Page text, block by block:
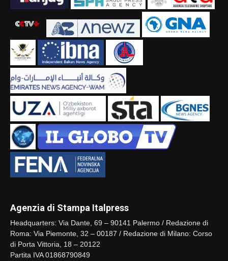
Agenzia di Stampa Italpress
Headquarters: Via Dante, 69 – 90141 Palermo / Redazione di
Roma: Via Piemonte, 32 – 00187 / Redazione di Milano: Corso
di Porta Vittoria, 18 – 20122
Partita IVA 01868790849